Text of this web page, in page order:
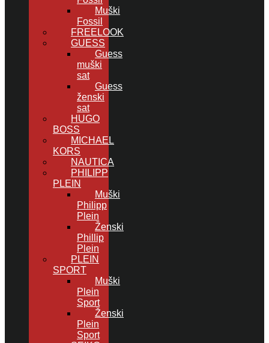
Muški
Fossil
FREELOOK
GUESS
Guess
muški
sat
Guess
ženski
sat
HUGO
BOSS
MICHAEL
KORS
NAUTICA
PHILIPP
PLEIN
Muški
Philipp
Plein
Ženski
Phillip
Plein
PLEIN
SPORT
Muški
Plein
Sport
Ženski
Plein
Sport